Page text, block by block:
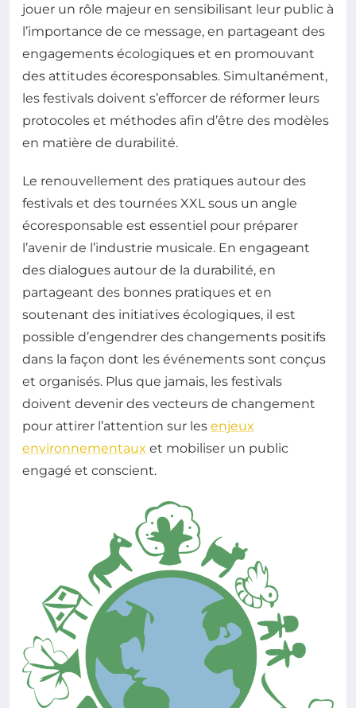
jouer un rôle majeur en sensibilisant leur public à
l’importance de ce message, en partageant des
engagements écologiques et en promouvant
des attitudes écoresponsables. Simultanément,
les festivals doivent s’efforcer de réformer leurs
protocoles et méthodes afin d’être des modèles
en matière de durabilité.
Le renouvellement des pratiques autour des
festivals et des tournées XXL sous un angle
écoresponsable est essentiel pour préparer
l’avenir de l’industrie musicale. En engageant
des dialogues autour de la durabilité, en
partageant des bonnes pratiques et en
soutenant des initiatives écologiques, il est
possible d’engendrer des changements positifs
dans la façon dont les événements sont conçus
et organisés. Plus que jamais, les festivals
doivent devenir des vecteurs de changement
pour attirer l’attention sur les enjeux
environnementaux et mobiliser un public
engagé et conscient.